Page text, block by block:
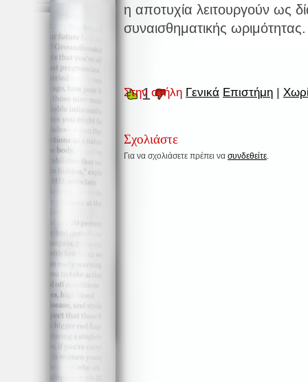
η αποτυχία λειτουργούν ως
συναισθηματικής ωριμότητας.
Στην στήλη Γενικά Επιστήμη |
1
Σχολιάστε
Για να σχολιάσετε πρέπει να συνδεθείτε